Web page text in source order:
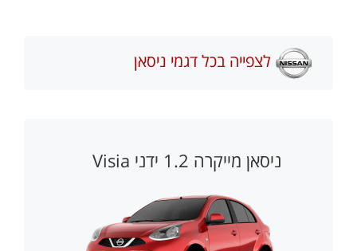
לצפייה בכל דגמי ניסאן
ניסאן מייקרה 1.2 ידני Visia